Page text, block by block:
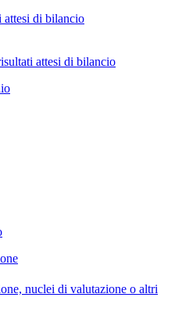
attesi di bilancio
attesi di bilancio
nuclei di valutazione o altri